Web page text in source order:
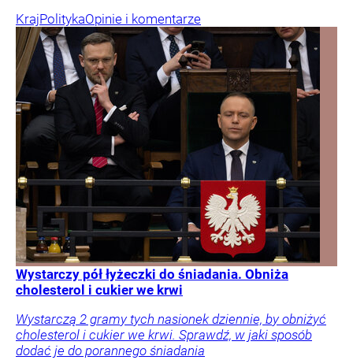
KrajPolitykaOpinie i komentarze
Wystarczy pół łyżeczki do śniadania. Obniża
cholesterol i cukier we krwi
Wystarczą 2 gramy tych nasionek dziennie, by obniżyć
cholesterol i cukier we krwi. Sprawdź, w jaki sposób
dodać je do porannego śniadania